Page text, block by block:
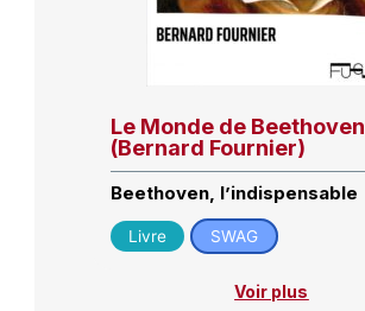
Le Monde de Beethoven
(Bernard Fournier)
Beethoven, l’indispensable
Livre SWAG
Voir plus